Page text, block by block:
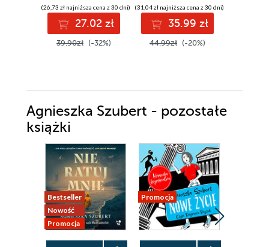
(26,73 zł najniższa cena z 30 dni)
27.02 zł
39.90zł (-32%)
(31,04 zł najniższa cena z 30 dni)
35.99 zł
44.99zł (-20%)
Agnieszka Szubert - pozostałe
książki
Bestseller
Nowość
Promocja
Promocja